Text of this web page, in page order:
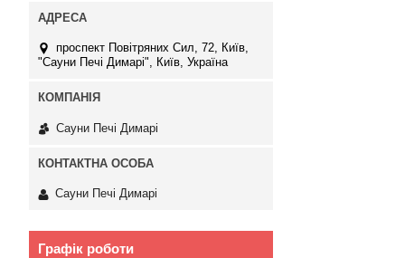
проспект Повітряних Сил, 72, Київ,
"Сауни Печі Димарі", Київ, Україна
Сауни Печі Димарі
Сауни Печі Димарі
Графік роботи